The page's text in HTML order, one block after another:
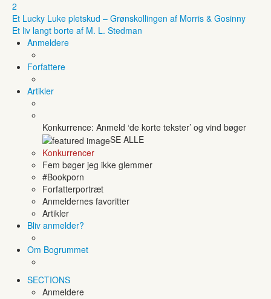
2
Et Lucky Luke pletskud – Grønskollingen af Morris & Gosinny
Et liv langt borte af M. L. Stedman
Anmeldere
Forfattere
Artikler
Konkurrence: Anmeld ‘de korte tekster’ og vind bøger
SE ALLE
Konkurrencer
Fem bøger jeg ikke glemmer
#Bookporn
Forfatterportræt
Anmeldernes favoritter
Artikler
Bliv anmelder?
Om Bogrummet
SECTIONS
Anmeldere